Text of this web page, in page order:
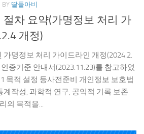
BY 딸둘아비
절차 요약(가명정보 처리 가
개정)
명정보 처리 가이드라인 개정(2024.2.
증기준 안내서(2023.11.23)를 참고하였
목적 설정 등사전준비 개인정보 보호법
계작성, 과학적 연구, 공익적 기록 보존
의 목적을...